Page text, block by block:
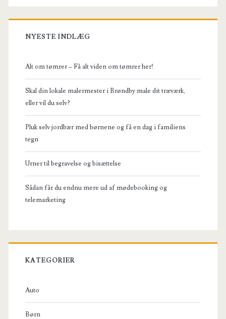
NYESTE INDLÆG
Alt om tømrer – Få alt viden om tømrer her!
Skal din lokale malermester i Brøndby male dit træværk,
eller vil du selv?
Pluk selv jordbær med børnene og få en dag i familiens
tegn
Urner til begravelse og bisættelse
Sådan får du endnu mere ud af mødebooking og
telemarketing
KATEGORIER
Auto
Børn